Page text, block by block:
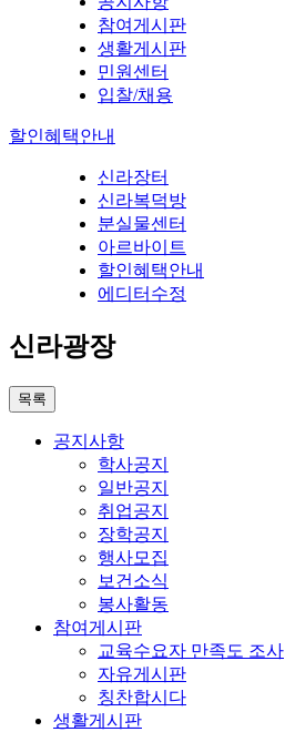
참여게시판
생활게시판
민원센터
입찰/채용
할인혜택안내
신라장터
신라복덕방
분실물센터
아르바이트
할인혜택안내
에디터수정
신라광장
목록
공지사항
학사공지
일반공지
취업공지
장학공지
행사모집
보건소식
봉사활동
참여게시판
교육수요자 만족도 조사
자유게시판
칭찬합시다
생활게시판